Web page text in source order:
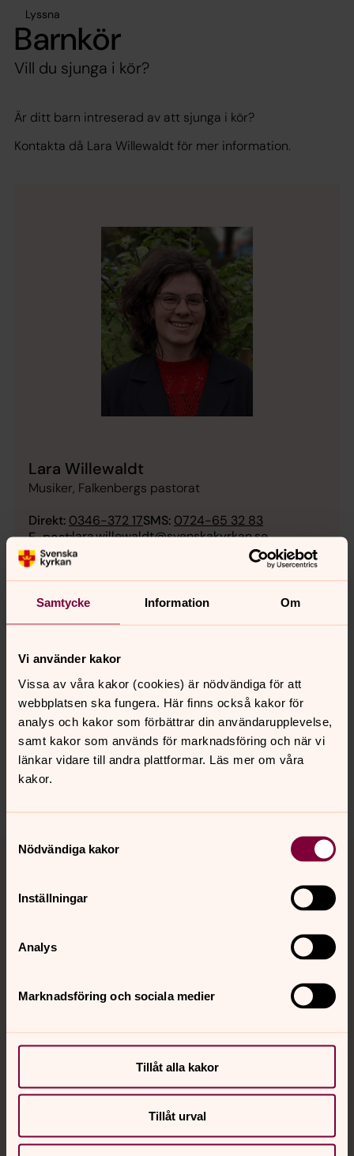
Samtycke Information Om
Vi använder kakor
Vissa av våra kakor (cookies) är nödvändiga för att
webbplatsen ska fungera. Här finns också kakor för
analys och kakor som förbättrar din användarupplevelse,
samt kakor som används för marknadsföring och när vi
länkar vidare till andra plattformar. Läs mer om våra
kakor.
Nödvändiga kakor
Inställningar
Analys
Marknadsföring och sociala medier
Tillåt alla kakor
Tillåt urval
Lyssna
Barnkör
Vill du sjunga i kör?
Är ditt barn intreserad av att sjunga i kör?
Kontakta då Lara Willewaldt för mer information.
Lara Willewaldt
Musiker, Falkenbergs pastorat
Direkt: 0346-372 17SMS: 0724-65 32 83
E-post:lara.willewaldt@svenskakyrkan.se
Mer om Lara Willewaldt
Musiker i framförallt Ullaredsområdet
Senast ändrad 18 december 2025
Synpunkter eller frågor på sidans
innehåll?
falkenbergs.pastorat@svenskakyrkan.se
Tillbaka till toppen
Tillbaka till innehållet
Hitta snabbt
Sociala kanaler